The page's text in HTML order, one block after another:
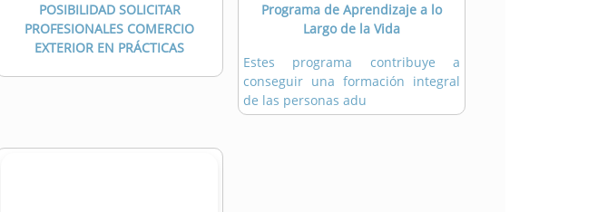
POSIBILIDAD SOLICITAR
PROFESIONALES COMERCIO
EXTERIOR EN PRÁCTICAS
Programa de Aprendizaje a lo
Largo de la Vida
Estes programa contribuye a
conseguir una formación integral
de las personas adu